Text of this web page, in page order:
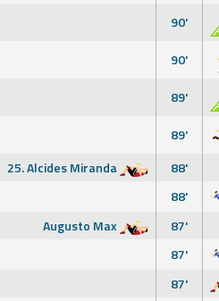
90'
90'
89'
89'
25. Alcides Miranda
88'
88'
Augusto Max
87'
87'
87'